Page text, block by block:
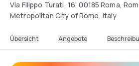
Via Filippo Turati, 16, 00185 Roma,
Metropolitan City of Rome, Italy
Übersicht Angebote